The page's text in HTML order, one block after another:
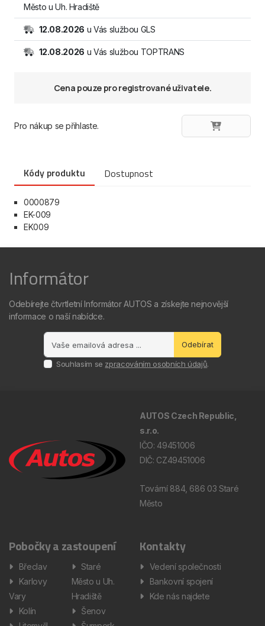
Město u Uh. Hradiště
12.08.2026 u Vás službou GLS
12.08.2026 u Vás službou TOPTRANS
Cena pouze pro registrované uživatele.
Pro nákup se přihlaste.
Kódy produktu Dostupnost
0000879
EK-009
EK009
Informátor
Odebírejte čtvrtletní Informátor AUTOS a získejte nejnovější
informace o naší nabídce.
Odebírat
Souhlasím se zpracováním osobních údajů.
AUTOS Czech Republic,
s.r.o.
IČO: 49451006
DIČ: CZ49451006
Tovární 884, 686 03 Staré
Město
Pobočky a zastoupení
Břeclav
Karlovy
Vary
Kolín
Staré
Město u Uh.
Hradiště
Šenov
Kontakty
Vedení společnosti
Bankovní spojení
Kde nás najdete